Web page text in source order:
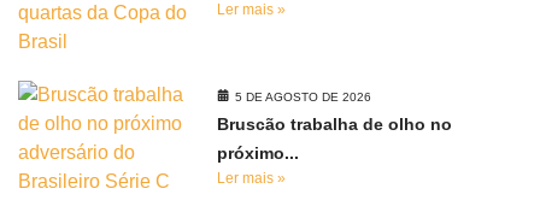
Ler mais »
5 DE AGOSTO DE 2026
Bruscão trabalha de olho no
próximo...
Ler mais »